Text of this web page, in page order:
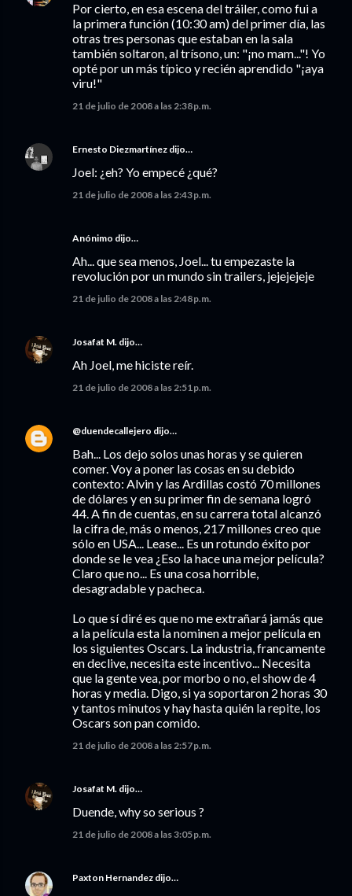
Por cierto, en esa escena del tráiler, como fui a
la primera función (10:30 am) del primer día, las
otras tres personas que estaban en la sala
también soltaron, al trísono, un: "¡no mam..."! Yo
opté por un más típico y recién aprendido "¡aya
viru!"
21 de julio de 2008 a las 2:38 p.m.
Ernesto Diezmartínez dijo…
Joel: ¿eh? Yo empecé ¿qué?
21 de julio de 2008 a las 2:43 p.m.
Anónimo dijo…
Ah... que sea menos, Joel... tu empezaste la
revolución por un mundo sin trailers, jejejejeje
21 de julio de 2008 a las 2:48 p.m.
Josafat M. dijo…
Ah Joel, me hiciste reír.
21 de julio de 2008 a las 2:51 p.m.
@duendecallejero dijo…
Bah... Los dejo solos unas horas y se quieren
comer. Voy a poner las cosas en su debido
contexto: Alvin y las Ardillas costó 70 millones
de dólares y en su primer fin de semana logró
44. A fin de cuentas, en su carrera total alcanzó
la cifra de, más o menos, 217 millones creo que
sólo en USA... Lease... Es un rotundo éxito por
donde se le vea ¿Eso la hace una mejor película?
Claro que no... Es una cosa horrible,
desagradable y pacheca.
Lo que sí diré es que no me extrañará jamás que
a la película esta la nominen a mejor película en
los siguientes Oscars. La industria, francamente
en declive, necesita este incentivo... Necesita
que la gente vea, por morbo o no, el show de 4
horas y media. Digo, si ya soportaron 2 horas 30
y tantos minutos y hay hasta quién la repite, los
Oscars son pan comido.
21 de julio de 2008 a las 2:57 p.m.
Josafat M. dijo…
Duende, why so serious ?
21 de julio de 2008 a las 3:05 p.m.
Paxton Hernandez dijo…